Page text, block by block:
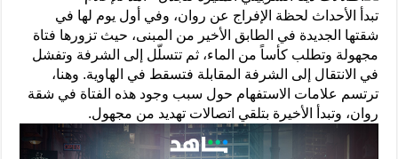
تبدأ الأحداث لحظة الإفراج عن روان، وفي أول يوم لها في
شقتها الجديدة في الطابق الأخير من المبنى، حيث تزورها فتاة
مجهولة وتطلب كأساً من الماء، ثم تتسلّل إلى الشرفة وتفشل
في الانتقال إلى الشرفة المقابلة فتسقط في الهاوية. وهنا،
ترتسم علامات الاستفهام حول سبب وجود هذه الفتاة في شقة
روان، وتبدأ الأخيرة بتلقي اتصالات تهديد من مجهول.